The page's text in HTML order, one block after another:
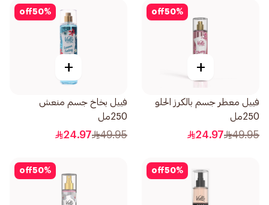
50%
off
+
فييل معطر جسم بالكرز الحلو
250مل
49.95
24.97
50%
off
+
فييل بخاخ جسم منعش
250مل
49.95
24.97
50%
off
50%
off